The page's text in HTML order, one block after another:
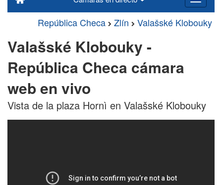
República Checa Zlín Valašské Klobouky
Valašské Klobouky -
República Checa cámara
web en vivo
Vista de la plaza Hornì en Valašské Klobouky